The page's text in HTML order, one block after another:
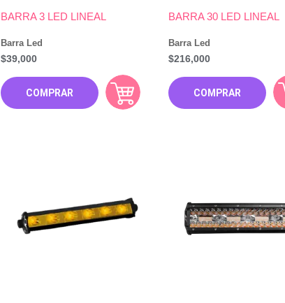
Barra Led
BARRA 3 LED LINEAL
COMPRAR
$39,000
Barra Led
BARRA 30 LED LINEAL
COMPRAR
$216,000